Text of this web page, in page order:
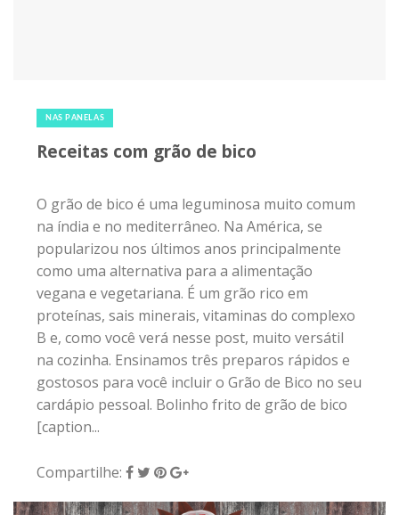
NAS PANELAS
Receitas com grão de bico
O grão de bico é uma leguminosa muito comum
na índia e no mediterrâneo. Na América, se
popularizou nos últimos anos principalmente
como uma alternativa para a alimentação
vegana e vegetariana. É um grão rico em
proteínas, sais minerais, vitaminas do complexo
B e, como você verá nesse post, muito versátil
na cozinha. Ensinamos três preparos rápidos e
gostosos para você incluir o Grão de Bico no seu
cardápio pessoal. Bolinho frito de grão de bico
[caption...
Compartilhe: